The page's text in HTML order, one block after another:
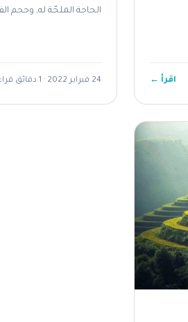
اقرأ ←
الحاجة الملحّة له, وحجم
24 فبراير 2022 · 1 دقائق قراءة